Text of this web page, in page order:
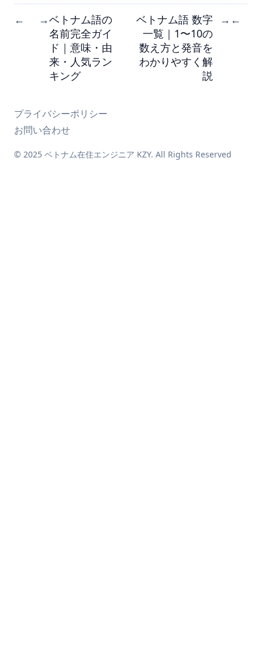
← →ベトナム語の
名前完全ガイ
ド｜意味・由
来・人気ラン
キング
ベトナム語 数字
一覧｜1〜10の
数え方と発音を
わかりやすく解
説
→ ←
プライバシーポリシー
お問い合わせ
© 2025 ベトナム在住エンジニア KZY. All Rights Reserved